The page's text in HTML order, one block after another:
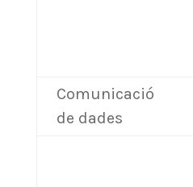
Comunicació
de dades